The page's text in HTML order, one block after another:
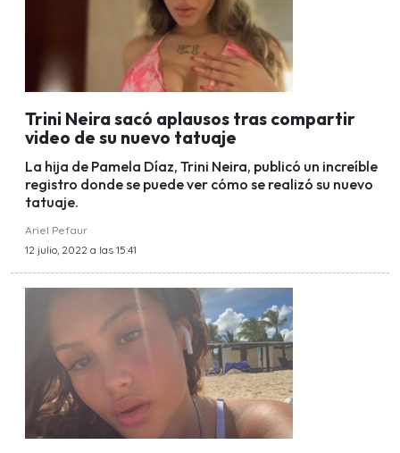
Trini Neira sacó aplausos tras compartir
video de su nuevo tatuaje
La hija de Pamela Díaz, Trini Neira, publicó un increíble
registro donde se puede ver cómo se realizó su nuevo
tatuaje.
Ariel Pefaur
12 julio, 2022 a las 15:41